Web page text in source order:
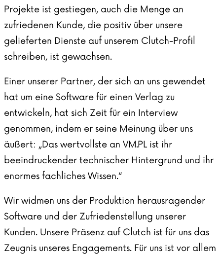
Projekte ist gestiegen, auch die Menge an
zufriedenen Kunde, die positiv über unsere
gelieferten Dienste auf unserem Clutch-Profil
schreiben, ist gewachsen.
Einer unserer Partner, der sich an uns gewendet
hat um eine Software für einen Verlag zu
entwickeln, hat sich Zeit für ein Interview
genommen, indem er seine Meinung über uns
äußert: „Das wertvollste an VM.PL ist ihr
beeindruckender technischer Hintergrund und ihr
enormes fachliches Wissen.“
Wir widmen uns der Produktion herausragender
Software und der Zufriedenstellung unserer
Kunden. Unsere Präsenz auf Clutch ist für uns das
Zeugnis unseres Engagements. Für uns ist vor allem